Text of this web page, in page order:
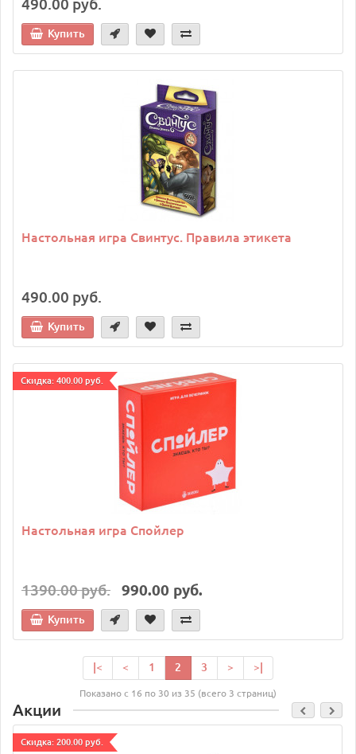
Купить
Настольная игра Свинтус. Правила этикета
490.00 руб.
Купить
Cкидка: 400.00 руб.
Настольная игра Спойлер
1390.00 руб. 990.00 руб.
Купить
|< < 1 2 3 > >|
Показано с 16 по 30 из 35 (всего 3 страниц)
Акции
Cкидка: 200.00 руб.